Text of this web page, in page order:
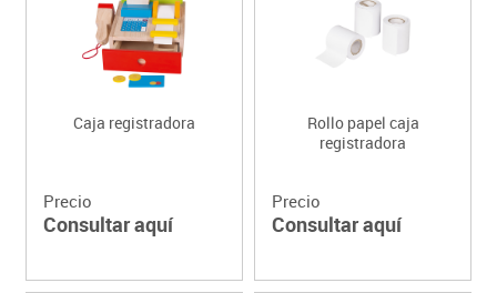
Caja registradora
Precio
Consultar aquí
Rollo papel caja
registradora
Precio
Consultar aquí